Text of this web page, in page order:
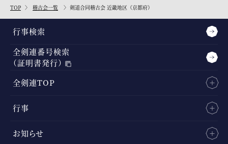
TOP 稽古会一覧 剣道合同稽古会 近畿地区（京都府）
行事検索
全剣連番号検索
（証明書発行）
全剣連TOP
行事
お知らせ